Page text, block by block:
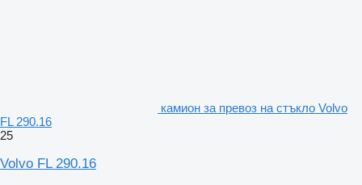
камион за превоз на стъкло Volvo
FL 290.16
25
Volvo FL 290.16